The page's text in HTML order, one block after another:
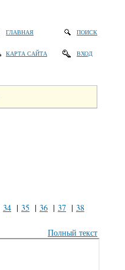
ГЛАВНАЯ
КАРТА САЙТА
ПОИСК
ВХОД
34 | 35 | 36 | 37 | 38
Полный текст